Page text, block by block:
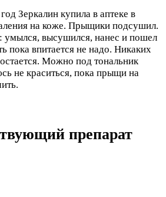
Зеркалин купила в аптеке в
на коже. Прыщики подсушил.
умылся, высушился, нанес и пошел
пока впитается не надо. Никаких
Можно под тональник
не краситься, пока прыщи на
препарат